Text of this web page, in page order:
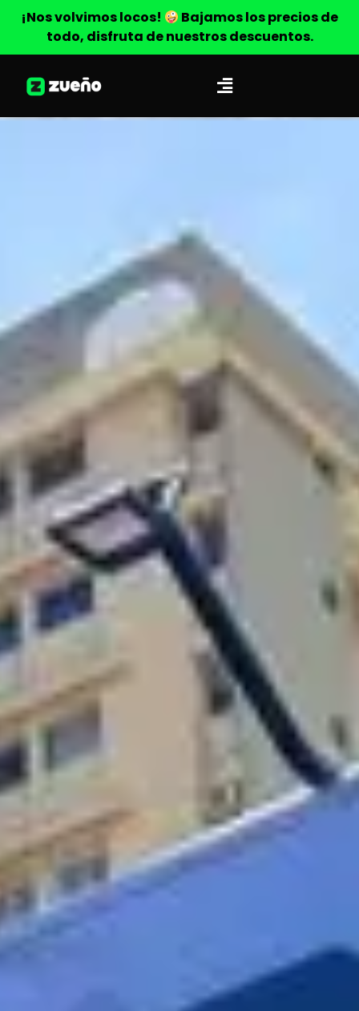
¡Nos volvimos locos!
Bajamos los precios de
todo, disfruta de nuestros descuentos.